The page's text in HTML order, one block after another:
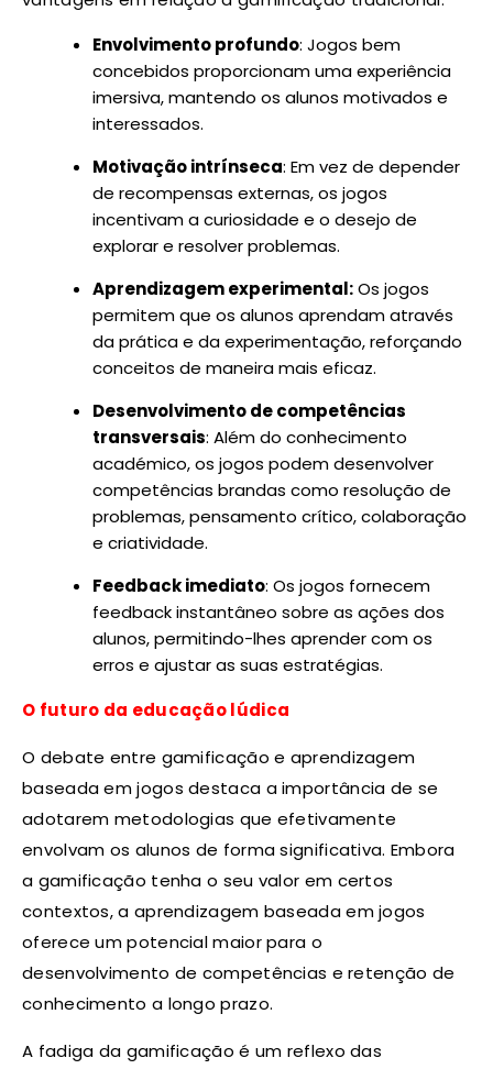
Envolvimento profundo: Jogos bem
concebidos proporcionam uma experiência
imersiva, mantendo os alunos motivados e
interessados.
Motivação intrínseca: Em vez de depender
de recompensas externas, os jogos
incentivam a curiosidade e o desejo de
explorar e resolver problemas.
Aprendizagem experimental:Os jogos
permitem que os alunos aprendam através
da prática e da experimentação, reforçando
conceitos de maneira mais eficaz.
Desenvolvimento de competências
transversais: Além do conhecimento
académico, os jogos podem desenvolver
competências brandas como resolução de
problemas, pensamento crítico, colaboração
e criatividade.
Feedback imediato: Os jogos fornecem
feedback instantâneo sobre as ações dos
alunos, permitindo-lhes aprender com os
erros e ajustar as suas estratégias.
O futuro da educação lúdica
O debate entre gamificação e aprendizagem
baseada em jogos destaca a importância de se
adotarem metodologias que efetivamente
envolvam os alunos de forma significativa. Embora
a gamificação tenha o seu valor em certos
contextos, a aprendizagem baseada em jogos
oferece um potencial maior para o
desenvolvimento de competências e retenção de
conhecimento a longo prazo.
A fadiga da gamificação é um reflexo das